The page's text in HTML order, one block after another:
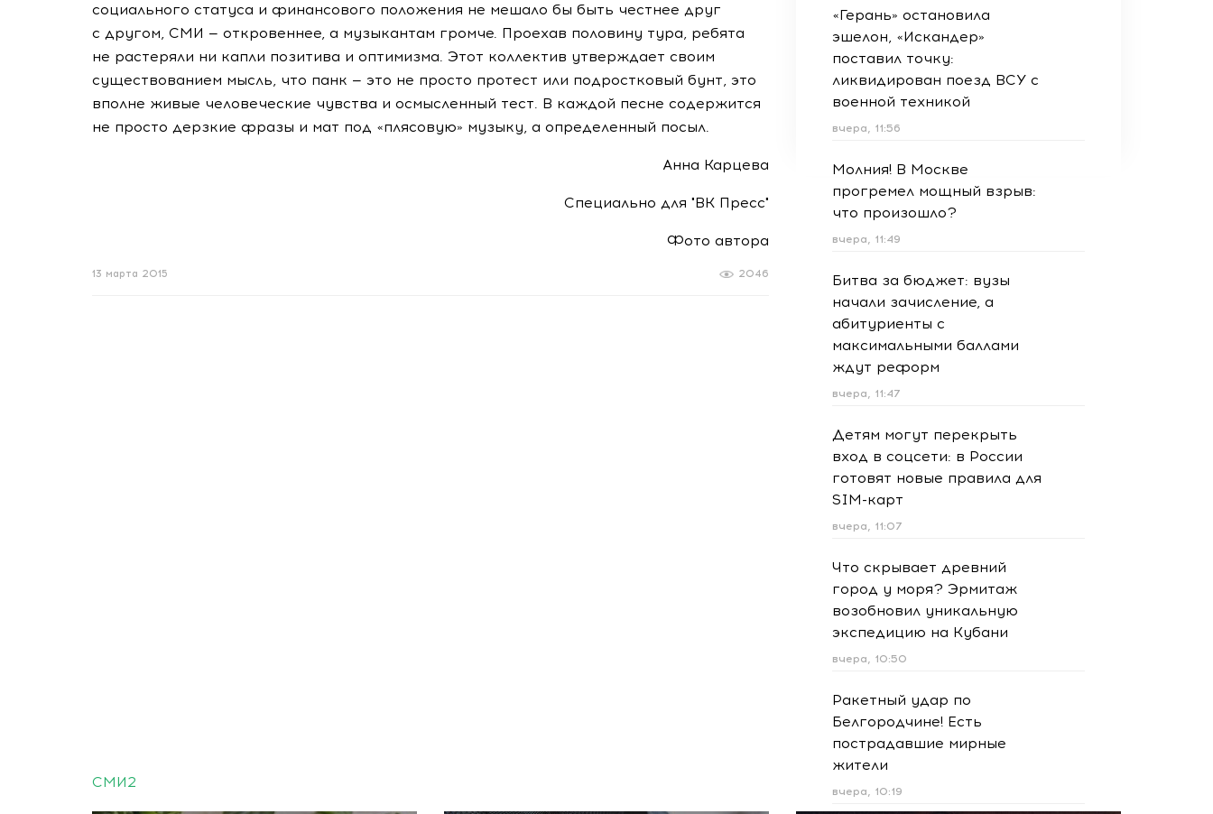
социального статуса и финансового положения не мешало бы быть честнее друг
с другом, СМИ — откровеннее, а музыкантам громче. Проехав половину тура, ребята
не растеряли ни капли позитива и оптимизма. Этот коллектив утверждает своим
существованием мысль, что панк — это не просто протест или подростковый бунт, это
вполне живые человеческие чувства и осмысленный тест. В каждой песне содержится
не просто дерзкие фразы и мат под «плясовую» музыку, а определенный посыл.
Анна Карцева
Специально для "ВК Пресс"
Фото автора
2046
13 марта 2015
«Герань» остановила
эшелон, «Искандер»
поставил точку:
ликвидирован поезд ВСУ с
военной техникой
вчера, 11:56
Молния! В Москве
прогремел мощный взрыв:
что произошло?
вчера, 11:49
Битва за бюджет: вузы
начали зачисление, а
абитуриенты с
максимальными баллами
ждут реформ
вчера, 11:47
Детям могут перекрыть
вход в соцсети: в России
готовят новые правила для
SIM-карт
вчера, 11:07
Что скрывает древний
город у моря? Эрмитаж
возобновил уникальную
экспедицию на Кубани
вчера, 10:50
Ракетный удар по
Белгородчине! Есть
пострадавшие мирные
жители
вчера, 10:19
СМИ2